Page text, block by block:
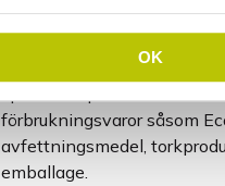
OK
hållbar miljösäkerhet. Vi
vätskehantering och
förbrukningsvaror såsom
avfettningsmedel,
emballage.